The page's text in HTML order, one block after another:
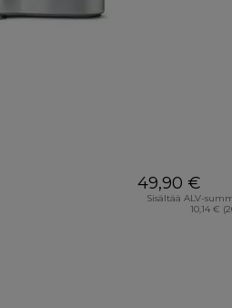
49,90 €
Sisältää ALV-
10,14 €